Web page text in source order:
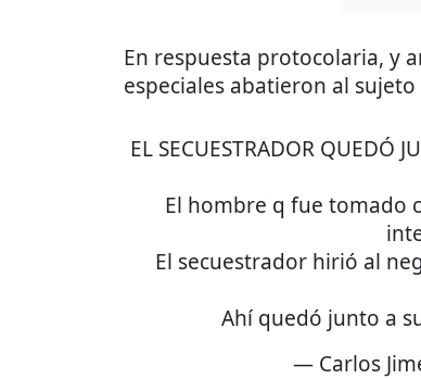
En respuesta protocolaria, y
especiales abatieron al
EL SECUESTRADOR QUEDÓ
El hombre q fue tomado
El secuestrador hirió al
Ahí quedó junto a
— Carlos